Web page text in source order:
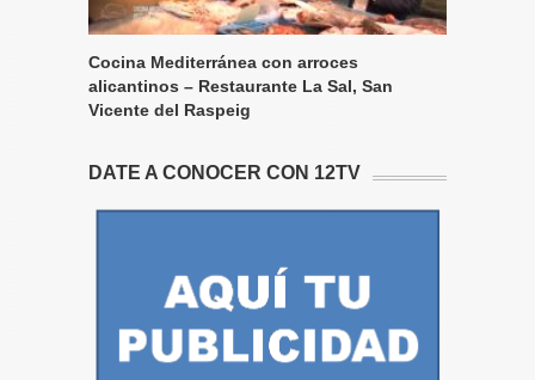
Cocina Mediterránea con arroces
alicantinos – Restaurante La Sal, San
Vicente del Raspeig
DATE A CONOCER CON 12TV